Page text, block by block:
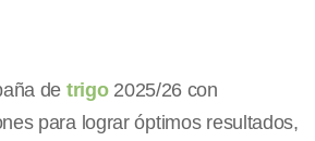
de trigo2025/26 con
para lograr óptimos resultados,